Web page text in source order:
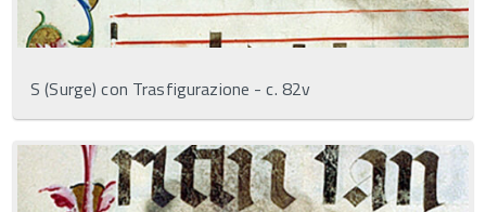
S (Surge) con Trasfigurazione - c. 82v